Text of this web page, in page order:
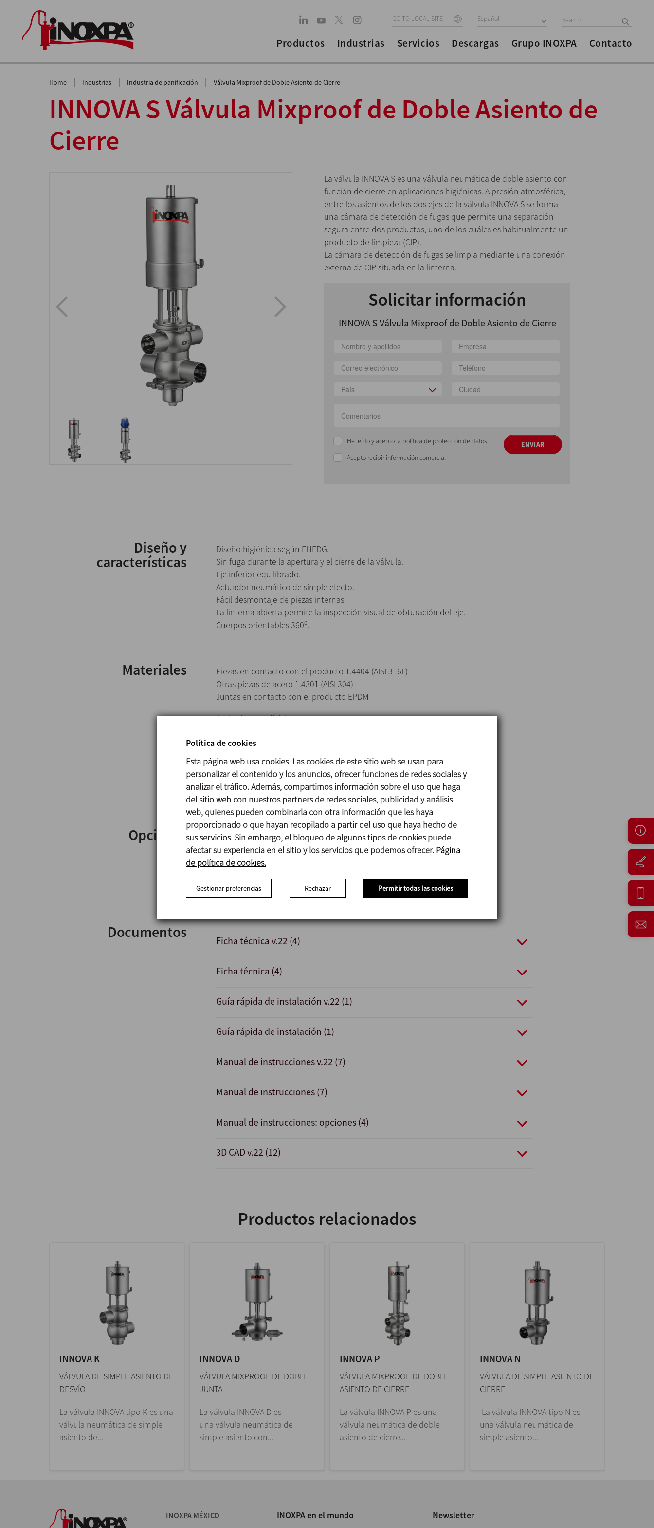
GO TO LOCAL SITE Español
Productos Industrias Servicios Descargas Grupo INOXPA Contacto
Home | Industrias | Industria de panificación | Válvula Mixproof de Doble Asiento de Cierre
INNOVA S Válvula Mixproof de Doble Asiento de
Cierre
La válvula INNOVA S es una válvula neumática de doble asiento con
función de cierre en aplicaciones higiénicas. A presión atmosférica,
entre los asientos de los dos ejes de la válvula INNOVA S se forma
una cámara de detección de fugas que permite una separación
segura entre dos productos, uno de los cuáles es habitualmente un
producto de limpieza (CIP).
La cámara de detección de fugas se limpia mediante una conexión
externa de CIP situada en la linterna.
Solicitar información
INNOVA S Válvula Mixproof de Doble Asiento de Cierre
País
He leído y acepto la política de protección de datos
Acepto recibir información comercial
ENVIAR
Diseño y
características
Diseño higiénico según EHEDG.
Sin fuga durante la apertura y el cierre de la válvula.
Eje inferior equilibrado.
Actuador neumático de simple efecto.
Fácil desmontaje de piezas internas.
La linterna abierta permite la inspección visual de obturación del eje.
Cuerpos orientables 360⁰.
Materiales
Piezas en contacto con el producto 1.4404 (AISI 316L)
Otras piezas de acero 1.4301 (AISI 304)
Juntas en contacto con el producto EPDM
Acabado superficial
Externo Mate
Tamaños disponibles
DIN EN 10357 serie A DN 40 - DN 100
ASTM A269/270 OD 1½’’ - OD 4’’
Opciones
Juntas en FPM y HNBR.
Otras conexiones: macho, clamp.
Cabezal de control C-TOP S.
Acabado superficial Ra ≤ 0,5 μm
Documentos Ficha técnica v.22 (4)
Ficha técnica (4)
Guía rápida de instalación v.22 (1)
Guía rápida de instalación (1)
Manual de instrucciones v.22 (7)
Manual de instrucciones (7)
Manual de instrucciones: opciones (4)
3D CAD v.22 (12)
Productos relacionados
INNOVA K
VÁLVULA DE SIMPLE ASIENTO DE
DESVÍO
La válvula INNOVA tipo K es una
válvula neumática de simple
asiento de...
INNOVA D
VÁLVULA MIXPROOF DE DOBLE
JUNTA
La válvula INNOVA D es
una válvula neumática de
simple asiento con...
INNOVA P
VÁLVULA MIXPROOF DE DOBLE
ASIENTO DE CIERRE
La válvula INNOVA P es una
válvula neumática de doble
asiento de cierre...
INNOVA N
VÁLVULA DE SIMPLE ASIENTO DE
CIERRE
La válvula INNOVA tipo N es
una válvula neumática de
simple asiento...
INOXPA MÉXICO INOXPA en el mundo Newsletter
Política de cookies
Esta página web usa cookies. Las cookies de este sitio web se usan para
personalizar el contenido y los anuncios, ofrecer funciones de redes sociales y
analizar el tráfico. Además, compartimos información sobre el uso que haga
del sitio web con nuestros partners de redes sociales, publicidad y análisis
web, quienes pueden combinarla con otra información que les haya
proporcionado o que hayan recopilado a partir del uso que haya hecho de
sus servicios. Sin embargo, el bloqueo de algunos tipos de cookies puede
afectar su experiencia en el sitio y los servicios que podemos ofrecer. Página
de política de cookies.
Gestionar preferencias Rechazar Permitir todas las cookies